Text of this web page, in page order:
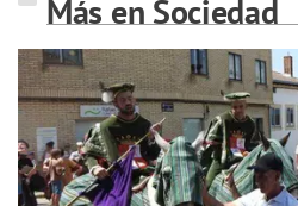
Más en Sociedad